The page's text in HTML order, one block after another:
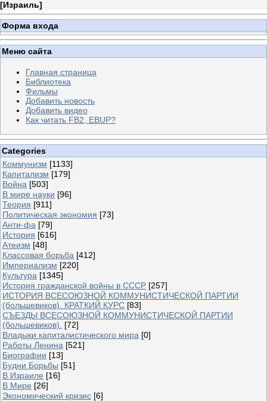
[Израиль]
Форма входа
Меню сайта
Главная страница
Библиотека
Фильмы
Добавить новость
Добавить видео
Как читать FB2, EBUP?
Categories
Коммунизм [1133]
Капитализм [179]
Война [503]
В мире науки [96]
Теория [911]
Политическая экономия [73]
Анти-фа [79]
История [616]
Атеизм [48]
Классовая борьба [412]
Империализм [220]
Культура [1345]
История гражданской войны в СССР [257]
ИСТОРИЯ ВСЕСОЮЗНОЙ КОММУНИСТИЧЕСКОЙ ПАРТИИ
(большевиков). КРАТКИЙ КУРС [83]
СЪЕЗДЫ ВСЕСОЮЗНОЙ КОММУНИСТИЧЕСКОЙ ПАРТИИ
(большевиков).
[72]
Владыки капиталистического мира [0]
Работы Ленина [521]
Биографии [13]
Будни Борьбы [51]
В Израиле [16]
В Мире [26]
Экономический кризис [6]